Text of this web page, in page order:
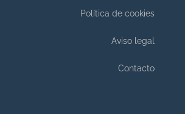
Política de cookies
Aviso legal
Contacto